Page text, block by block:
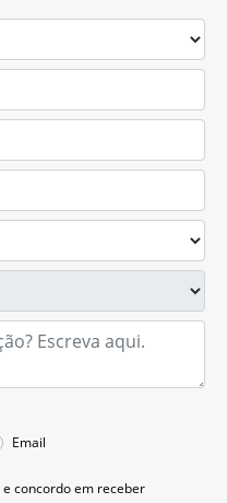
Email
e concordo em receber